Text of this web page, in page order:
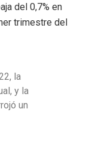
del 0,7% en
trimestre del
la
y la
un